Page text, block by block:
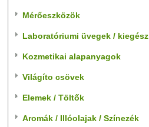
Mérőeszközök
Laboratóriumi üvegek / kiegész
Kozmetikai alapanyagok
Világíto csövek
Elemek / Töltők
Aromák / Illóolajak / Színezék